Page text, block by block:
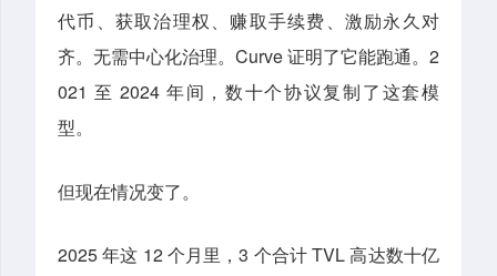
代币、获取治理权、赚取手续费、激励永久对
齐。无需中心化治理。Curve 证明了它能跑通。2
021 至 2024 年间，数十个协议复制了这套模
型。
但现在情况变了。
2025 年这 12 个月里，3 个合计 TVL 高达数十亿